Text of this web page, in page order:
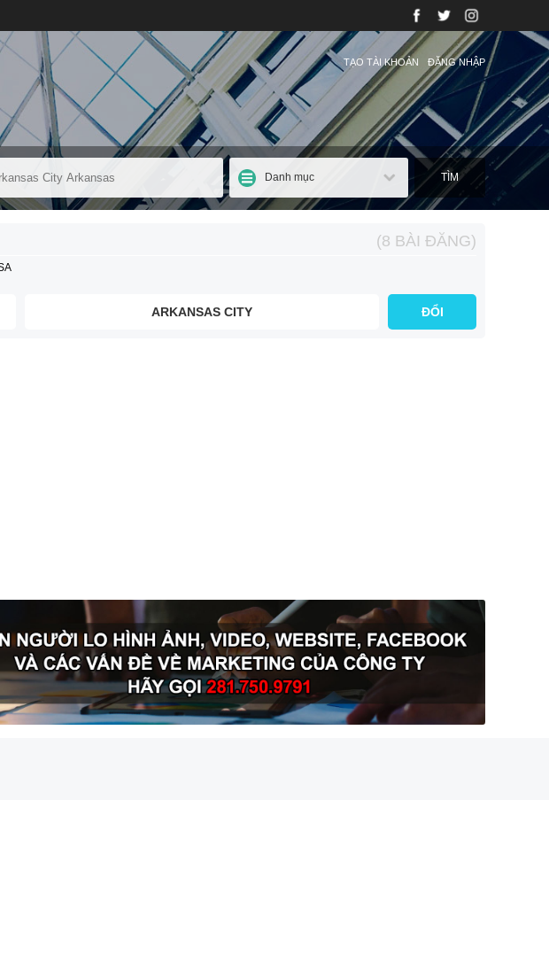
ĐĂNG NHẬP
TẠO TÀI KHOẢN
Danh mục TÌM
(8 BÀI ĐĂNG)
ARKANSAS CITY ĐỔI